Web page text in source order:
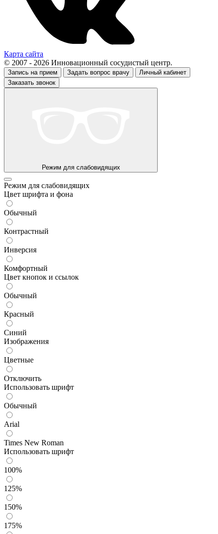
Карта сайта
© 2007 - 2026 Инновационный сосудистый центр.
Запись на прием Задать вопрос врачу
Личный кабинет
Заказать звонок
Режим для слабовидящих
Режим для слабовидящих
Цвет шрифта и фона
Обычный
Контрастный
Инверсия
Комфортный
Цвет кнопок и ссылок
Обычный
Красный
Синий
Изображения
Цветные
Отключить
Использовать шрифт
Обычный
Arial
Times New Roman
Использовать шрифт
100%
125%
150%
175%